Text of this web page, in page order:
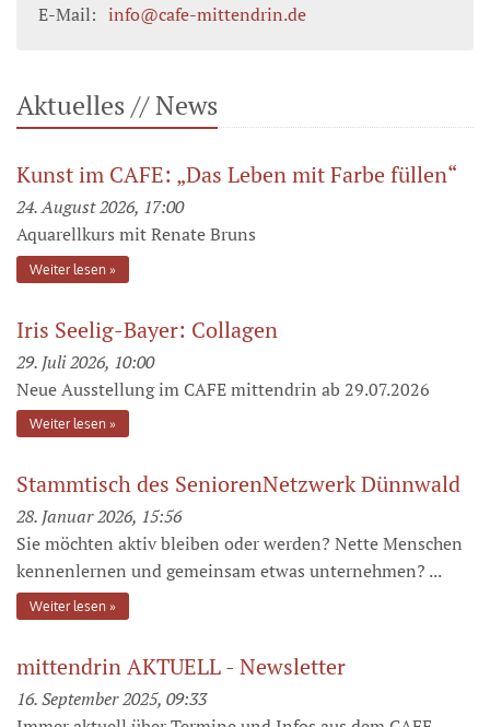
E-Mail: info@cafe-mittendrin.de
Aktuelles // News
Kunst im CAFE: „Das Leben mit Farbe füllen“
24. August 2026, 17:00
Aquarellkurs mit Renate Bruns
Weiter lesen
Iris Seelig-Bayer: Collagen
29. Juli 2026, 10:00
Neue Ausstellung im CAFE mittendrin ab 29.07.2026
Weiter lesen
Stammtisch des SeniorenNetzwerk Dünnwald
28. Januar 2026, 15:56
Sie möchten aktiv bleiben oder werden? Nette Menschen
kennenlernen und gemeinsam etwas unternehmen? ...
Weiter lesen
mittendrin AKTUELL - Newsletter
16. September 2025, 09:33